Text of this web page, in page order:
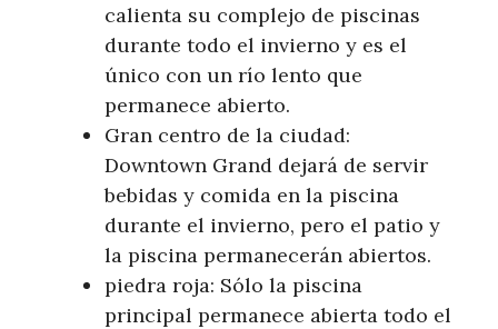
calienta su complejo de piscinas
durante todo el invierno y es el
único con un río lento que
permanece abierto.
Gran centro de la ciudad:
Downtown Grand dejará de servir
bebidas y comida en la piscina
durante el invierno, pero el patio y
la piscina permanecerán abiertos.
piedra roja: Sólo la piscina
principal permanece abierta todo el